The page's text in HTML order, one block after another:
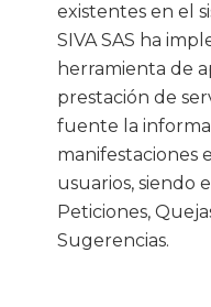
existentes en el
SIVA SAS ha
herramienta de
prestación de
fuente la
manifestaciones
usuarios, siendo
Peticiones,
Sugerencias.